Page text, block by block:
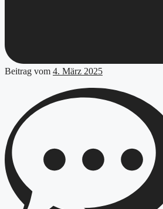
Beitrag vom 4. März 2025